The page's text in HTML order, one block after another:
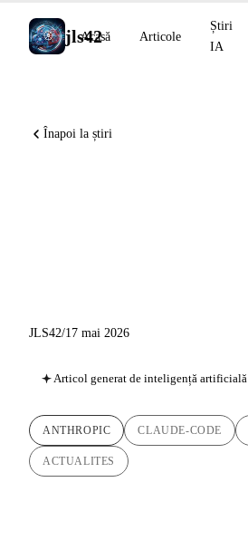
jls42
Acasă Articole
Știri
IA
Înapoi la știri
JLS42/17 mai 2026
Articol generat de inteligență artificială
ANTHROPIC CLAUDE-CODE
ACTUALITES